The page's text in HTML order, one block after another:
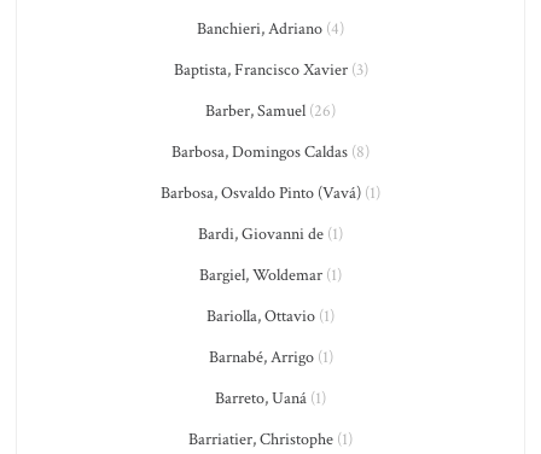
Banchieri, Adriano (4)
Baptista, Francisco Xavier(3)
Barber, Samuel (26)
Barbosa, Domingos Caldas (8)
Barbosa, Osvaldo Pinto (Vavá) (1)
Bardi, Giovanni de (1)
Bargiel, Woldemar (1)
Bariolla, Ottavio (1)
Barnabé, Arrigo(1)
Barreto, Uaná (1)
Barriatier, Christophe (1)